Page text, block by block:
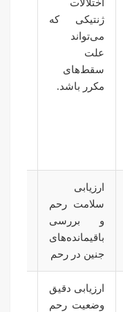
اختلالات
ژنتیکی که
می‌تواند
علت
سقط‌های
مکرر باشد.
ارزیابی
سلامت رحم
و بررسی
باقیمانده‌های
جنین در رحم
ارزیابی دقیق
وضعیت رحم